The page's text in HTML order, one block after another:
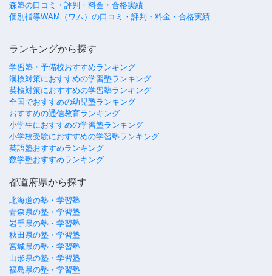
森塾の口コミ・評判・料金・合格実績
個別指導WAM（ワム）の口コミ・評判・料金・合格実績
ランキングから探す
学習塾・予備校おすすめランキング
漢検対策におすすめの学習塾ランキング
英検対策におすすめの学習塾ランキング
全国でおすすめの幼児塾ランキング
おすすめの通信教育ランキング
小学生におすすめの学習塾ランキング
小学校受験におすすめの学習塾ランキング
英語塾おすすめランキング
数学塾おすすめランキング
都道府県から探す
北海道の塾・学習塾
青森県の塾・学習塾
岩手県の塾・学習塾
秋田県の塾・学習塾
宮城県の塾・学習塾
山形県の塾・学習塾
福島県の塾・学習塾